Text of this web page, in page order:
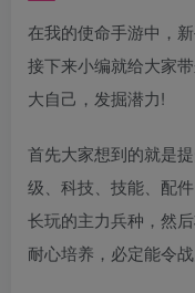
在我的使命手游中，
接下来小编就给大家
大自己，发掘潜力!
首先大家想到的就是
级、科技、技能、配
长玩的主力兵种，然
耐心培养，必定能令战